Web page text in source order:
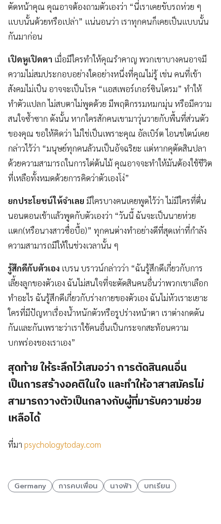
ตัดหน้าคุณ คุณอาจต้องถามตัวเองว่า “นี่เราเคยขับรถห่วย ๆ
แบบนั้นด้วยหรือเปล่า” แน่นอนว่า เราทุกคนก็เคยเป็นแบบนั้น
กันมาก่อน
เปิดหูเปิดตา เมื่อมีใครทำให้คุณรำคาญ พวกเขาบางคนอาจมี
ความไม่สมประกอบอย่างใดอย่างหนึ่งที่คุณไม่รู้ เช่น คนที่เข้า
สังคมไม่เป็น อาจจะเป็นโรค “แอสเพอร์เกอร์ซินโดรม” ทำให้
ทำตัวแปลก ไม่สบตาไม่พูดด้วย มีพฤติกรรมหมกมุ่น หรือมีความ
สนใจซ้ำซาก ดังนั้น หากใครสักคนเขามาวุ่นวายกับพื้นที่ส่วนตัว
ของคุณ ขอให้คิดว่า ไม่ใช่เป็นเพราะคุณ อัลเบิร์ต ไอนชไตน์เคย
กล่าวไว้ว่า “มนุษย์ทุกคนล้วนเป็นอัจฉริยะ แต่หากคุตัดสินปลา
ด้วยความสามารถในการไต่ต้นไม้ คุณอาจจะทำให้มันต้องใช้ชีวิต
ที่เหลือทั้งหมดด้วยการคิดว่าตัวเองโง่”
ยกประโยชน์ให้จำเลย มีใครบางคนเคยพูดไว้ว่า ไม่มีใครที่ตื่น
นอนตอนเช้าแล้วพูดกับตัวเองว่า “วันนี้ ฉันจะเป็นนายห่วย
แตก(หรือนางสาวซื่อบื้อ)” ทุกคนต่างทำอย่างดีที่สุดเท่าที่กำลัง
ความสามารถมีให้ในช่วงเวลานั้น ๆ
รู้สึกดีกับตัวเอง เบรน บราวน์กล่าวว่า “ฉันรู้สึกดีเกี่ยวกับการ
เลี้ยงลูกของตัวเอง ฉันไม่สนใจที่จะตัดสินคนอื่นว่าพวกเขาเลือก
ทำอะไร ฉันรู้สึกดีเกี่ยวกับร่างกายของตัวเอง ฉันไม่หัวเราะเยาะ
ใครที่มีปัญหาเรื่องน้ำหนักตัวหรือรูปร่างหน้าตา เราต่างกดดัน
กันและกันเพราะว่าเราใช้คนอื่นเป็นกระจกสะท้อนความ
บกพร่องของเราเอง”
สุดท้าย ให้ระลึกไว้เสมอว่า การตัดสินคนอื่น
เป็นการสร้างอคติในใจ และทำให้อาสาสมัครไม่
สามารถวางตัวเป็นกลางกับผู้ที่มารับความช่วย
เหลือได้
ที่มา psychologytoday.com
Germany การคบเพื่อน นางฟ้า บทเรียน